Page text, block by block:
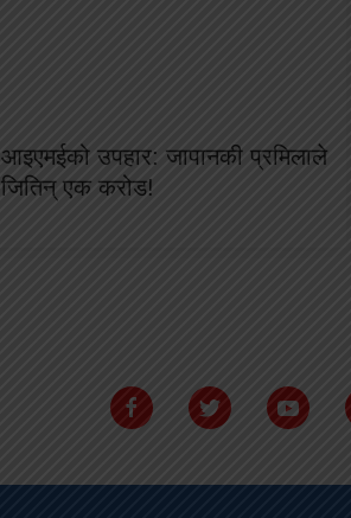
आइएमईको उपहार: जापानकी प्रमिलाले
जितिन् एक करोड!